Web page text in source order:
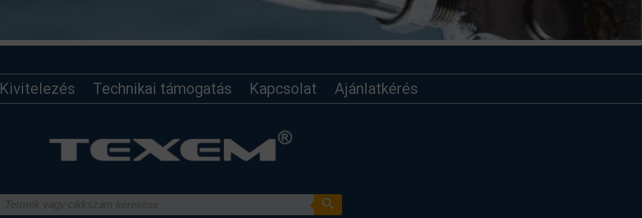
Kivitelezés Technikai támogatás Kapcsolat Ajánlatkérés